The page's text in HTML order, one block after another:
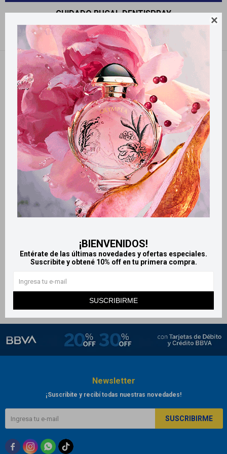

¡BIENVENIDOS!
Entérate de las últimas novedades y ofertas especiales.
Suscribite y obtené 10% off en tu primera compra.
SUSCRIBIRME
CUIDADO BUCAL DENTISPRAY
Filtrando por: Cuidado bucal Dentispray Quitar filtros
LlegaHOY
HOY
Dentispray 50 mg/ml solución
dental 5 ml
$ 514
Newsletter
¡Suscribite y recibí todas nuestras novedades!
SUSCRIBIRME
  